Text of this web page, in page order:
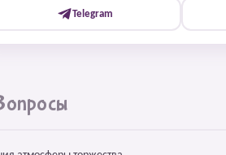
Telegram